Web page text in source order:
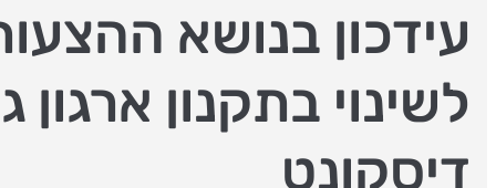
עידכון בנושא
לשינוי בתקנון ארגון
דיסקונט